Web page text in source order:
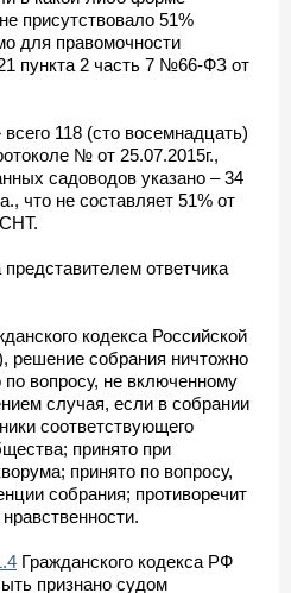
присутствовало 51%
для правомочности
пункта 2 часть 7 №66-ФЗ от
118 (сто восемнадцать)
№ от 25.07.2015г.,
садоводов указано – 34
что не составляет 51% от
ответчика
кодекса Российской
собрания ничтожно
вопросу, не включенному
случая, если в собрании
соответствующего
принято при
принято по вопросу,
собрания; противоречит
Гражданского кодекса РФ
признано судом